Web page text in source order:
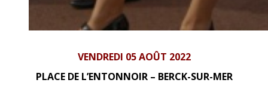
VENDREDI 05 AOÛT 2022
PLACE DE L’ENTONNOIR – BERCK-SUR-MER